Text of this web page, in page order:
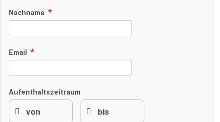
Nachname
Email
Aufenthaltszeitraum